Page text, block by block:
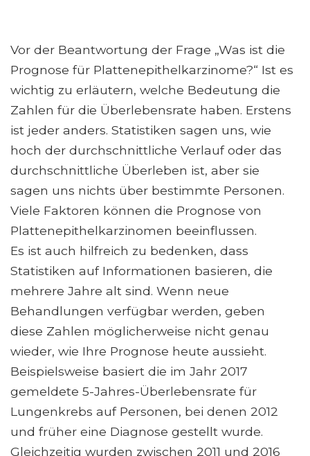
Vor der Beantwortung der Frage „Was ist die
Prognose für Plattenepithelkarzinome?“ Ist es
wichtig zu erläutern, welche Bedeutung die
Zahlen für die Überlebensrate haben. Erstens
ist jeder anders. Statistiken sagen uns, wie
hoch der durchschnittliche Verlauf oder das
durchschnittliche Überleben ist, aber sie
sagen uns nichts über bestimmte Personen.
Viele Faktoren können die Prognose von
Plattenepithelkarzinomen beeinflussen.
Es ist auch hilfreich zu bedenken, dass
Statistiken auf Informationen basieren, die
mehrere Jahre alt sind. Wenn neue
Behandlungen verfügbar werden, geben
diese Zahlen möglicherweise nicht genau
wieder, wie Ihre Prognose heute aussieht.
Beispielsweise basiert die im Jahr 2017
gemeldete 5-Jahres-Überlebensrate für
Lungenkrebs auf Personen, bei denen 2012
und früher eine Diagnose gestellt wurde.
Gleichzeitig wurden zwischen 2011 und 2016